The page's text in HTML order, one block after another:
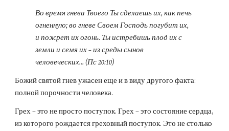
Во время гнева Твоего Ты сделаешь их, как печь
огненную; во гневе Своем Господь погубит их,
и пожрет их огонь. Ты истребишь плод их с
земли и семя их – из среды сынов
человеческих... (Пс 20:10)
Божий святой гнев ужасен еще и в виду другого факта:
полной порочности человека.
Грех – это не просто поступок. Грех – это состояние сердца,
из которого рождается греховный поступок. Это не столько